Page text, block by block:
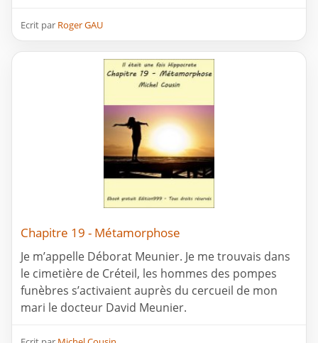
Ecrit par Roger GAU
Chapitre 19 - Métamorphose
Je m’appelle Déborat Meunier. Je me trouvais dans
le cimetière de Créteil, les hommes des pompes
funèbres s’activaient auprès du cercueil de mon
mari le docteur David Meunier.